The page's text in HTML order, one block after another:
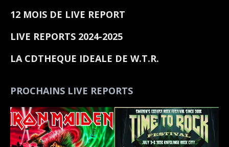
12 MOIS DE LIVE REPORT
LIVE REPORTS 2024-2025
LA CDTHEQUE IDEALE DE W.T.R.
PROCHAINS LIVE REPORTS